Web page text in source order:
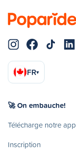
FR▾
🚀 On embauche!
Télécharge notre app
Inscription